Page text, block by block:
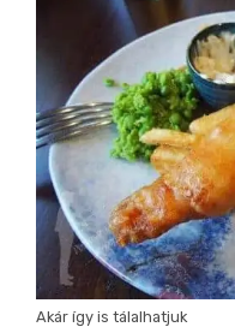
Akár így is tálalhatjuk